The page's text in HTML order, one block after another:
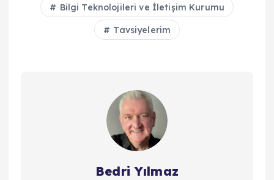
Bilgi Teknolojileri ve İletişim Kurumu
Tavsiyelerim
Bedri Yılmaz